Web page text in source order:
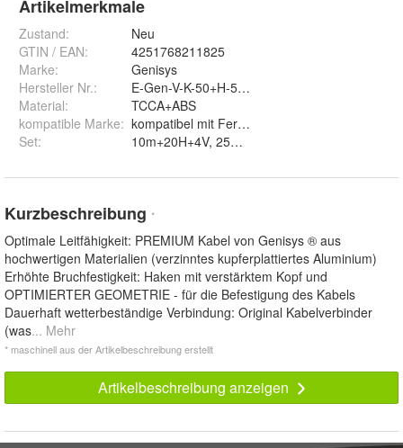
Artikelmerkmale
Zustand:
Neu
GTIN / EAN:
4251768211825
Marke:
Genisys
Hersteller Nr.:
E-Gen-V-K-50+H-50+314-6-Fer
Material:
TCCA+ABS
kompatible Marke: kompatibel mit Ferrex®
Set:
Kurzbeschreibung *
Optimale Leitfähigkeit: PREMIUM Kabel von Genisys ® aus
hochwertigen Materialien (verzinntes kupferplattiertes Aluminium)
Erhöhte Bruchfestigkeit: Haken mit verstärktem Kopf und
OPTIMIERTER GEOMETRIE - für die Befestigung des Kabels
Dauerhaft wetterbeständige Verbindung: Original Kabelverbinder
(was... Mehr
* maschinell aus der Artikelbeschreibung erstellt
Artikelbeschreibung anzeigen